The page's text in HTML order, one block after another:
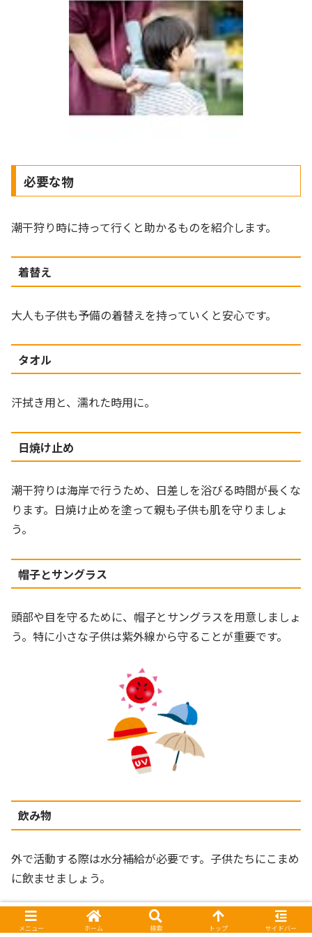
必要な物
潮干狩り時に持って行くと助かるものを紹介します。
着替え
大人も子供も予備の着替えを持っていくと安心です。
タオル
汗拭き用と、濡れた時用に。
日焼け止め
潮干狩りは海岸で行うため、日差しを浴びる時間が長くな
ります。日焼け止めを塗って親も子供も肌を守りましょ
う。
帽子とサングラス
頭部や目を守るために、帽子とサングラスを用意しましょ
う。特に小さな子供は紫外線から守ることが重要です。
飲み物
外で活動する際は水分補給が必要です。子供たちにこまめ
に飲ませましょう。
メニュー ホーム 検索 トップ サイドバー